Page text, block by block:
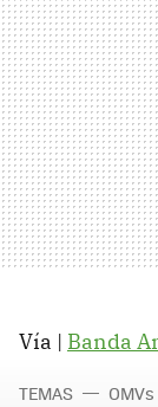
Vía | Banda
TEMAS OMVs